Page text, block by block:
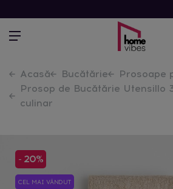
Acasă Bucătărie
Prosoape
Prosop de Bucătărie Utensillo
culinar
- 20%
CEL MAI VÂNDUT